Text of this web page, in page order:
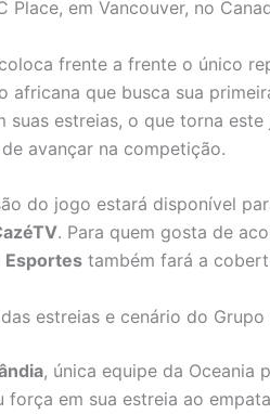
Place, em Vancouver, no
frente a frente o único
africana que busca sua
suas estreias, o que torna
avançar na competição.
do jogo estará disponível
. Para quem gosta de
Esportes também fará a
estreias e cenário do Grupo
, única equipe da Oceania
força em sua estreia ao